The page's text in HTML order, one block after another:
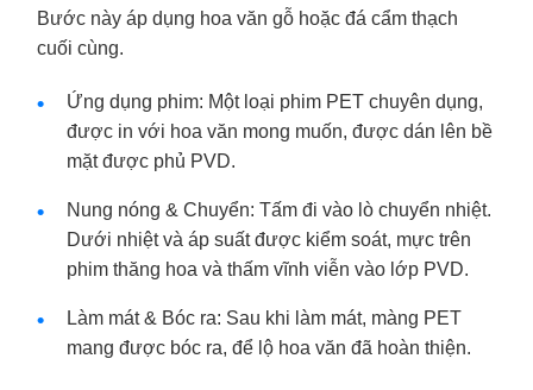
Bước này áp dụng hoa văn gỗ hoặc đá cẩm thạch
cuối cùng.
Ứng dụng phim: Một loại phim PET chuyên dụng,
được in với hoa văn mong muốn, được dán lên bề
mặt được phủ PVD.
Nung nóng & Chuyển: Tấm đi vào lò chuyển nhiệt.
Dưới nhiệt và áp suất được kiểm soát, mực trên
phim thăng hoa và thấm vĩnh viễn vào lớp PVD.
Làm mát & Bóc ra: Sau khi làm mát, màng PET
mang được bóc ra, để lộ hoa văn đã hoàn thiện.